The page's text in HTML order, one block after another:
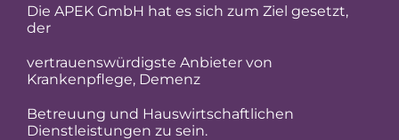
Die APEK GmbH hat es sich zum Ziel gesetzt,
der
vertrauenswürdigste Anbieter von
Krankenpflege, Demenz
Betreuung und Hauswirtschaftlichen
Dienstleistungen zu sein.